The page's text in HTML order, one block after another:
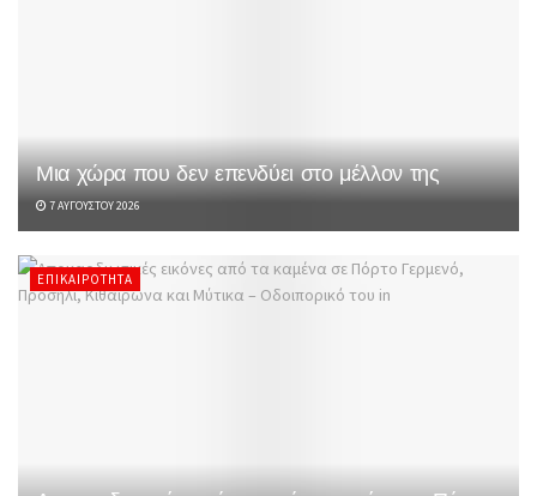
Μια χώρα που δεν επενδύει στο μέλλον της
7 ΑΥΓΟΎΣΤΟΥ 2026
ΕΠΙΚΑΙΡΌΤΗΤΑ